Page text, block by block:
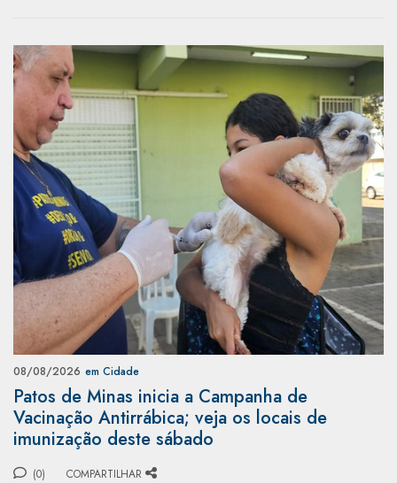
08/08/2026 em Cidade
Patos de Minas inicia a Campanha de
Vacinação Antirrábica; veja os locais de
imunização deste sábado
(0) COMPARTILHAR